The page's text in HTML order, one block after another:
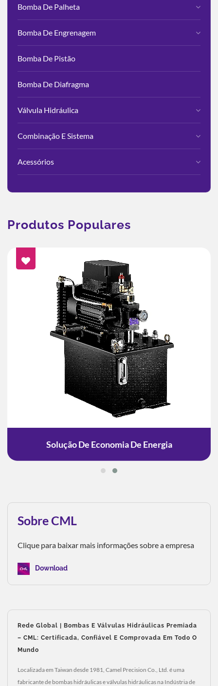
Bomba De Palheta
Bomba De Engrenagem
Bomba De Pistão
Bomba De Diafragma
Válvula Hidráulica
Combinação E Sistema
Acessórios
Produtos Populares
Solução De Economia De Energia
Sobre CML
Clique para baixar mais informações sobre a empresa
Download
Rede Global | Bombas E Válvulas Hidráulicas Premiada
– CML: Certificada, Confiável E Comprovada Em Todo O
Mundo
Localizada em Taiwan desde 1981, Camel Precision Co., Ltd. é uma
fabricante de bombas hidráulicas e válvulas hidráulicas na Indústria de